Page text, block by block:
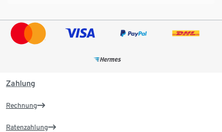
Zahlung
Rechnung
Ratenzahlung